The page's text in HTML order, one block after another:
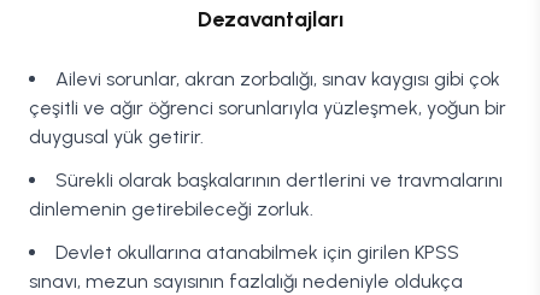
Dezavantajları
Ailevi sorunlar, akran zorbalığı, sınav kaygısı gibi çok
çeşitli ve ağır öğrenci sorunlarıyla yüzleşmek, yoğun bir
duygusal yük getirir.
Sürekli olarak başkalarının dertlerini ve travmalarını
dinlemenin getirebileceği zorluk.
Devlet okullarına atanabilmek için girilen KPSS
sınavı, mezun sayısının fazlalığı nedeniyle oldukça